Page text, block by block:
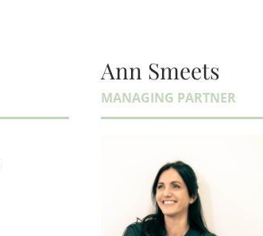
Ann Smeets
MANAGING PARTNER